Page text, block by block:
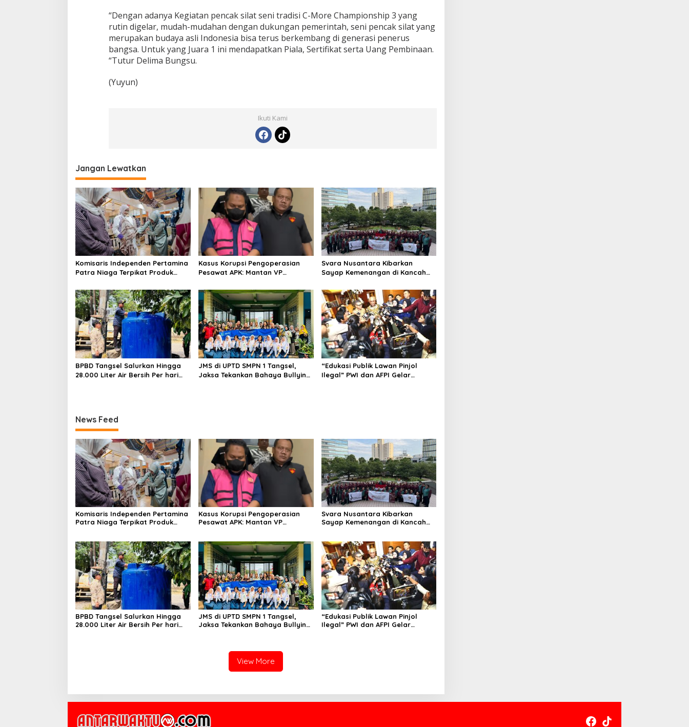
“Dengan adanya Kegiatan pencak silat seni tradisi C-More Championship 3 yang
rutin digelar, mudah-mudahan dengan dukungan pemerintah, seni pencak silat yang
merupakan budaya asli Indonesia bisa terus berkembang di generasi penerus
bangsa. Untuk yang Juara 1 ini mendapatkan Piala, Sertifikat serta Uang Pembinaan.
“Tutur Delima Bungsu.
(Yuyun)
Ikuti Kami
Jangan Lewatkan
Komisaris Independen Pertamina
Patra Niaga Terpikat Produk
Sentuhan Kemanusiaan dan
Keberlanjutan
Kasus Korupsi Pengoperasian
Pesawat APK: Mantan VP
Ditetapkan Tersangka
Svara Nusantara Kibarkan
Sayap Kemenangan di Kancah
BPBD Tangsel Salurkan Hingga
28.000 Liter Air Bersih Per hari
JMS di UPTD SMPN 1 Tangsel,
Jaksa Tekankan Bahaya Bullying
“Edukasi Publik Lawan Pinjol
Ilegal” PWI dan AFPI Gelar
News Feed
Komisaris Independen Pertamina
Patra Niaga Terpikat Produk
Keberlanjutan
Kasus Korupsi Pengoperasian
Pesawat APK: Mantan VP
Svara Nusantara Kibarkan
Sayap Kemenangan di Kancah
BPBD Tangsel Salurkan Hingga
28.000 Liter Air Bersih Per hari
JMS di UPTD SMPN 1 Tangsel,
Jaksa Tekankan Bahaya Bullying
“Edukasi Publik Lawan Pinjol
Ilegal” PWI dan AFPI Gelar
View More